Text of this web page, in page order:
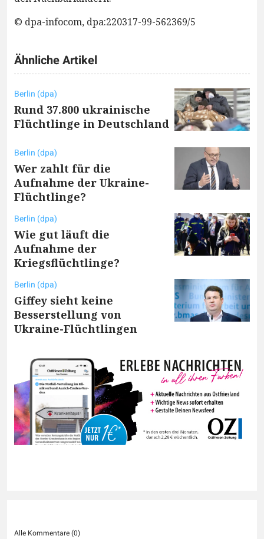
© dpa-infocom, dpa:220317-99-562369/5
Ähnliche Artikel
Berlin (dpa)
Rund 37.800 ukrainische
Flüchtlinge in Deutschland
Berlin (dpa)
Wer zahlt für die
Aufnahme der Ukraine-
Flüchtlinge?
Berlin (dpa)
Wie gut läuft die
Aufnahme der
Kriegsflüchtlinge?
Berlin (dpa)
Giffey sieht keine
Besserstellung von
Ukraine-Flüchtlingen
Alle Kommentare (0)